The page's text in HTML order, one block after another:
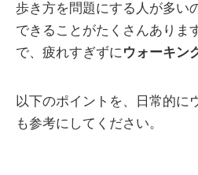
歩き方を問題にする人が多い
できることがたくさんありま
で、疲れすぎずにウォーキン
以下のポイントを、日常的に
も参考にしてください。